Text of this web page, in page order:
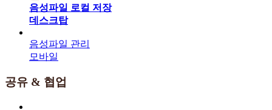
음성파일 로컬 저장
데스크탑
음성파일 관리
모바일
공유 & 협업